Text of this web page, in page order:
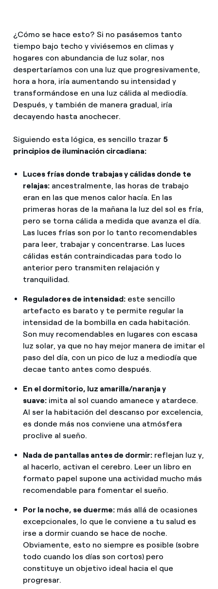
¿Cómo se hace esto? Si no pasásemos tanto
tiempo bajo techo y viviésemos en climas y
hogares con abundancia de luz solar, nos
despertaríamos con una luz que progresivamente,
hora a hora, iría aumentando su intensidad y
transformándose en una luz cálida al mediodía.
Después, y también de manera gradual, iría
decayendo hasta anochecer.
Siguiendo esta lógica, es sencillo trazar 5
principios de iluminación circadiana:
Luces frías donde trabajas y cálidas donde te
relajas:ancestralmente, las horas de trabajo
eran en las que menos calor hacía. En las
primeras horas de la mañana la luz del sol es fría,
pero se torna cálida a medida que avanza el día.
Las luces frías son por lo tanto recomendables
para leer, trabajar y concentrarse. Las luces
cálidas están contraindicadas para todo lo
anterior pero transmiten relajación y
tranquilidad.
Reguladores de intensidad:este sencillo
artefacto es barato y te permite regular la
intensidad de la bombilla en cada habitación.
Son muy recomendables en lugares con escasa
luz solar, ya que no hay mejor manera de imitar el
paso del día, con un pico de luz a mediodía que
decae tanto antes como después.
En el dormitorio, luz amarilla/naranja y
suave:imita al sol cuando amanece y atardece.
Al ser la habitación del descanso por excelencia,
es donde más nos conviene una atmósfera
proclive al sueño.
Nada de pantallas antes de dormir:reflejan luz y,
al hacerlo, activan el cerebro. Leer un libro en
formato papel supone una actividad mucho más
recomendable para fomentar el sueño.
Por la noche, se duerme:más allá de ocasiones
excepcionales, lo que le conviene a tu salud es
irse a dormir cuando se hace de noche.
Obviamente, esto no siempre es posible (sobre
todo cuando los días son cortos) pero
constituye un objetivo ideal hacia el que
progresar.